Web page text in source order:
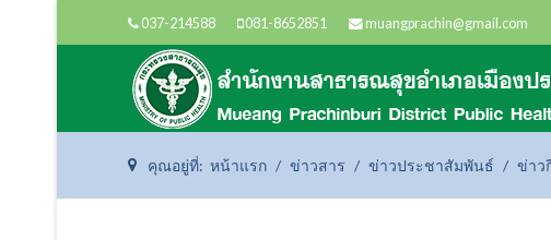
037-214588 081-8652851 muangprachin@gmail.com
คุณอยู่ที่: หน้าแรก ข่าวสาร ข่าวประชาสัมพันธ์ ข่าว